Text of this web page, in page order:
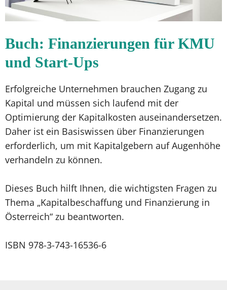
Buch: Finanzierungen für KMU
und Start-Ups
Erfolgreiche Unternehmen brauchen Zugang zu
Kapital und müssen sich laufend mit der
Optimierung der Kapitalkosten auseinandersetzen.
Daher ist ein Basiswissen über Finanzierungen
erforderlich, um mit Kapitalgebern auf Augenhöhe
verhandeln zu können.
Dieses Buch hilft Ihnen, die wichtigsten Fragen zu
Thema „Kapitalbeschaffung und Finanzierung in
Österreich“ zu beantworten.
ISBN 978-3-743-16536-6